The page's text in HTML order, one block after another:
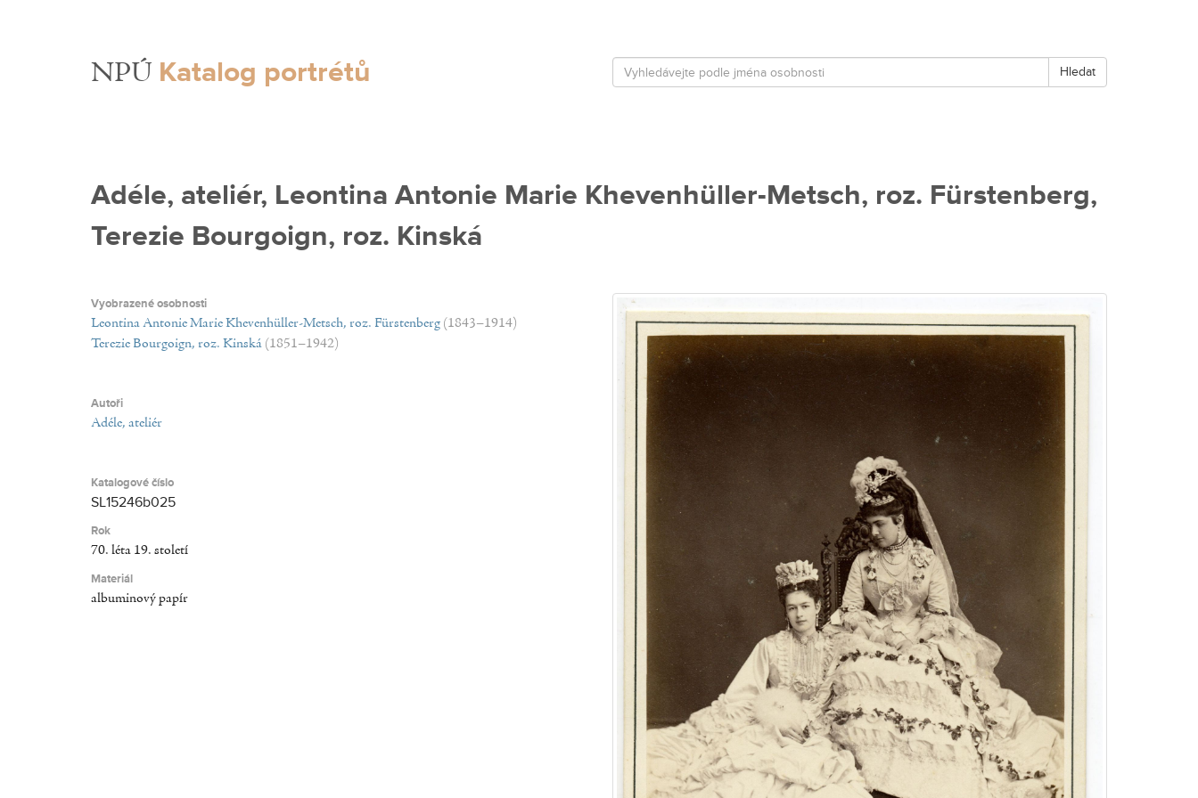
NPÚ Katalog portrétů Hledat
Adéle, ateliér, Leontina Antonie Marie Khevenhüller-Metsch, roz. Fürstenberg,
Terezie Bourgoign, roz. Kinská
Vyobrazené osobnosti
Leontina Antonie Marie Khevenhüller-Metsch, roz. Fürstenberg (1843–1914)
Terezie Bourgoign, roz. Kinská (1851–1942)
Autoři
Adéle, ateliér
Katalogové číslo
SL15246b025
Rok
70. léta 19. století
Materiál
albuminový papír